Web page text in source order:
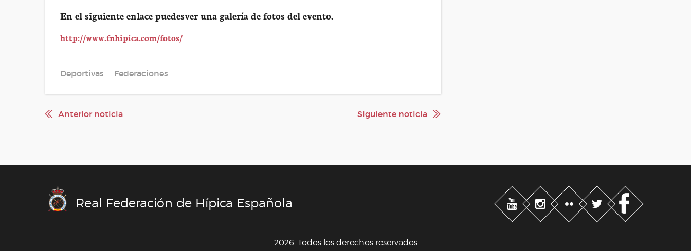
En el siguiente enlace puedesver una galería de fotos del evento.
http://www.fnhipica.com/fotos/
Deportivas Federaciones
Anterior noticia Siguiente noticia
Real Federación de Hípica Española
2026. Todos los derechos reservados